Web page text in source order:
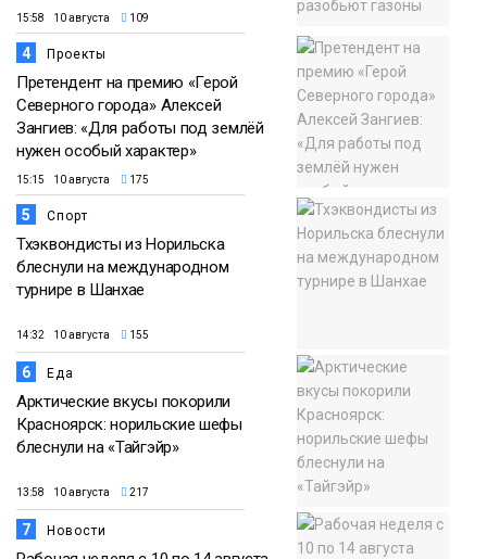
15:58 10 августа 109
4 Проекты
Претендент на премию «Герой
Северного города» Алексей
Зангиев: «Для работы под землёй
нужен особый характер»
15:15 10 августа 175
5 Спорт
Тхэквондисты из Норильска
блеснули на международном
турнире в Шанхае
14:32 10 августа 155
6 Еда
Арктические вкусы покорили
Красноярск: норильские шефы
блеснули на «Тайгэйр»
13:58 10 августа 217
7 Новости